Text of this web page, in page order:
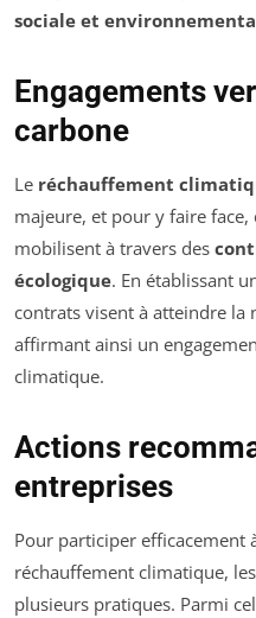
sociale et
Engagements
carbone
Le réchauffement
majeure, et pour y faire face,
mobilisent à travers des
écologique. En établissant
contrats visent à atteindre la
affirmant ainsi un
climatique.
Actions
entreprises
Pour participer efficacement
réchauffement climatique,
plusieurs pratiques. Parmi